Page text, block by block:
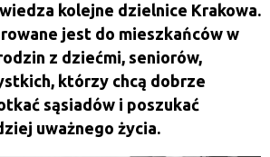
kolejne dzielnice Krakowa.
jest do mieszkańców w
z dziećmi, seniorów,
którzy chcą dobrze
sąsiadów i poszukać
uważnego życia.